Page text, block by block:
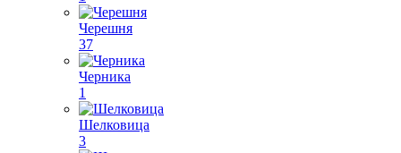
Черешня
37
Черника
1
Шелковица
3